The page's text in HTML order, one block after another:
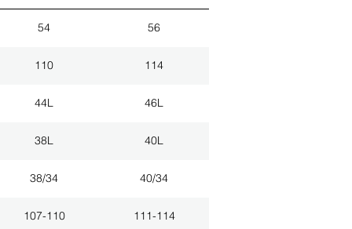
54 56
110 114
44L 46L
38L 40L
38/34 40/34
107-110 111-114